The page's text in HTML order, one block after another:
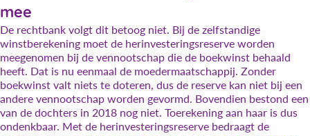
mee
De rechtbank volgt dit betoog niet. Bij de zelfstandige
winstberekening moet de herinvesteringsreserve worden
meegenomen bij de vennootschap die de boekwinst behaald
heeft. Dat is nu eenmaal de moedermaatschappij. Zonder
boekwinst valt niets te doteren, dus de reserve kan niet bij een
andere vennootschap worden gevormd. Bovendien bestond een
van de dochters in 2018 nog niet. Toerekening aan haar is dus
ondenkbaar. Met de herinvesteringsreserve bedraagt de